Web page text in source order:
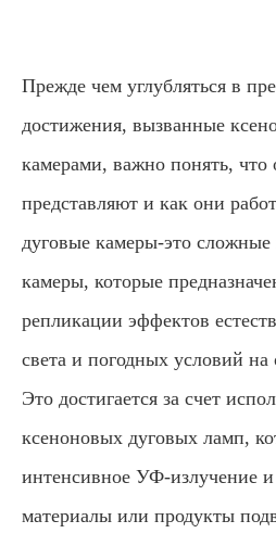
Прежде чем углубляться в
достижения, вызванные
камерами, важно понять, что
представляют и как они
дуговые камеры-это
камеры, которые
репликации эффектов
света и погодных условий на
Это достигается за счет
ксеноновых дуговых ламп,
интенсивное УФ-излучение
материалы или продукты